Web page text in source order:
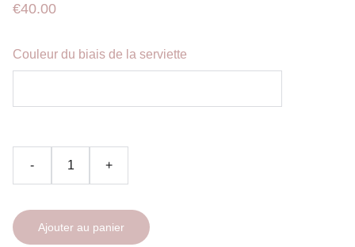
€40.00
Couleur du biais de la serviette
- +
Ajouter au panier